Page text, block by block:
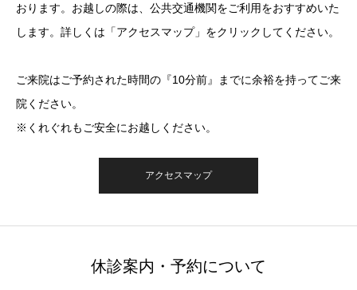
おります。お越しの際は、公共交通機関をご利用をおすすめいた
します。詳しくは「アクセスマップ」をクリックしてください。
ご来院はご予約された時間の『10分前』までに余裕を持ってご来
院ください。
※くれぐれもご安全にお越しください。
アクセスマップ
休診案内・予約について